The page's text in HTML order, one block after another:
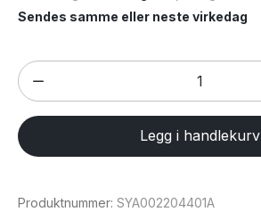
Sendes samme eller neste virkedag
AirTag-
lommebok
med
glidelåslukking
Legg i handlekurv
Produktnummer: SYA002204401A